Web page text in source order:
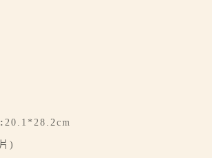
20.1*28.2cm
)